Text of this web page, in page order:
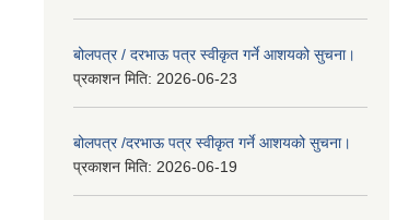
बोलपत्र / दरभाऊ पत्र स्वीकृत गर्ने आशयको सुचना।
प्रकाशन मिति: 2026-06-23
बोलपत्र /दरभाऊ पत्र स्वीकृत गर्ने आशयको सुचना।
प्रकाशन मिति: 2026-06-19